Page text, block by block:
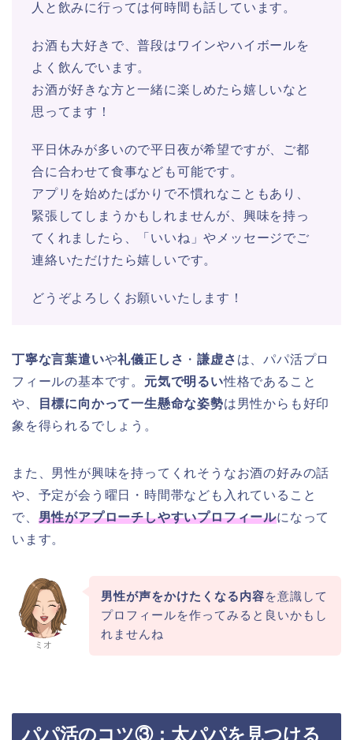
人と飲みに行っては何時間も話しています。
お酒も大好きで、普段はワインやハイボールを
よく飲んでいます。
お酒が好きな方と一緒に楽しめたら嬉しいなと
思ってます！
平日休みが多いので平日夜が希望ですが、ご都
合に合わせて食事なども可能です。
アプリを始めたばかりで不慣れなこともあり、
緊張してしまうかもしれませんが、興味を持っ
てくれましたら、「いいね」やメッセージでご
連絡いただけたら嬉しいです。
どうぞよろしくお願いいたします！
丁寧な言葉遣いや礼儀正しさ ・謙虚さ は、パパ活プロ
フィールの基本です。 元気で明るい性格であること
や、
目標に向かって一生懸命な姿勢は男性からも好印
象を得られるでしょう。
また、男性が興味を持ってくれそうなお酒の好みの話
や、予定が会う曜日・時間帯なども入れていること
で、 男性がアプローチしやすいプロフィールになって
います。
ミオ
男性が声をかけたくなる内容を意識して
プロフィールを作ってみると良いかもし
れませんね
パパ活のコツ③：太パパを見つける